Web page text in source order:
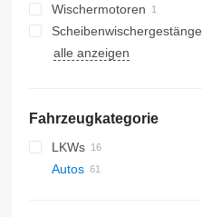
Wischermotoren
Scheibenwischergestänge
alle anzeigen
Fahrzeugkategorie
LKWs
Autos